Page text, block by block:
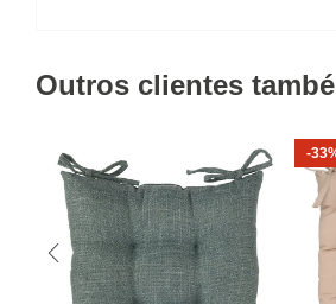
Outros clientes
-